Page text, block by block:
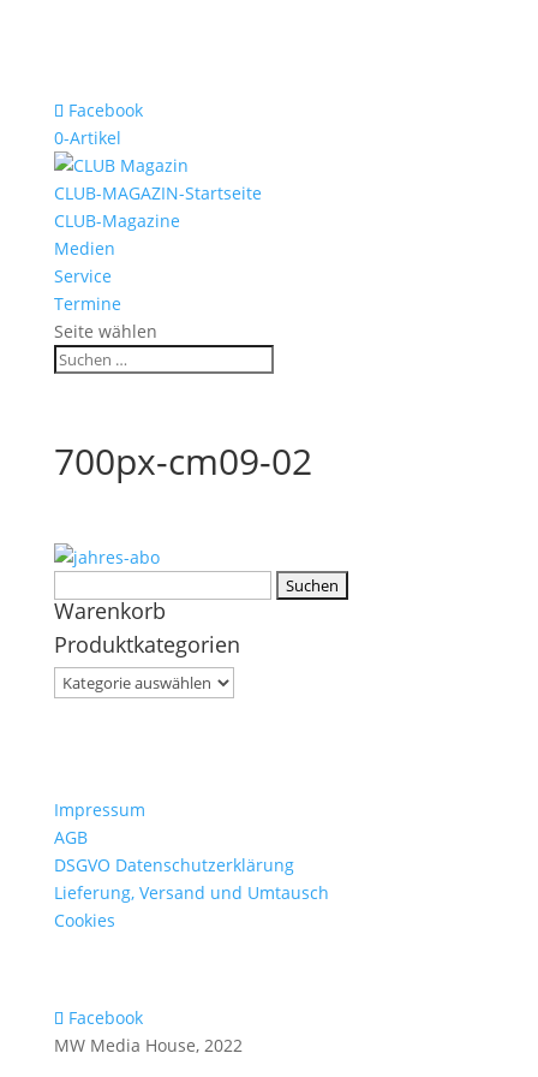
Facebook
0-Artikel
CLUB-MAGAZIN-Startseite
CLUB-Magazine
Medien
Service
Termine
Seite wählen
700px-cm09-02
nach:
Warenkorb
Produktkategorien
Impressum
AGB
DSGVO Datenschutzerklärung
Lieferung, Versand und Umtausch
Cookies
Facebook
MW Media House, 2022